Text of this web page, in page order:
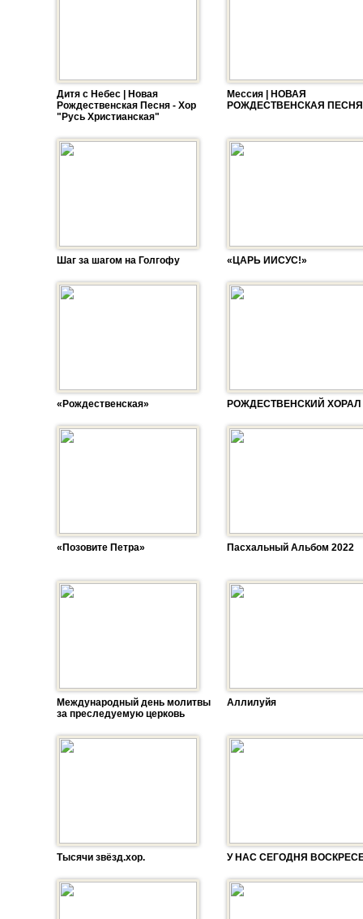
Дитя с Небес | Новая
Рождественская Песня - Хор
"Русь Христианская"
Мессия | НОВАЯ
РОЖДЕСТВЕНСКАЯ ПЕСНЯ
Шаг за шагом на Голгофу «ЦАРЬ ИИСУС!»
«Рождественская» РОЖДЕСТВЕНСКИЙ ХОРАЛ
«Позовите Петра» Пасхальный Альбом 2022
Международный день молитвы
за преследуемую церковь
Аллилуйя
Тысячи звёзд.хор. У НАС СЕГОДНЯ